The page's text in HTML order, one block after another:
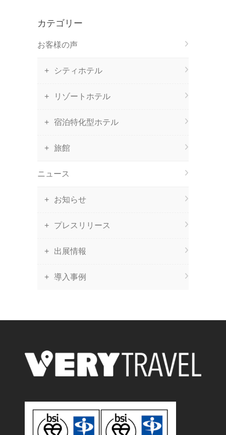
カテゴリー
お客様の声
シティホテル
リゾートホテル
宿泊特化型ホテル
旅館
ニュース
お知らせ
プレスリリース
出展情報
導入事例